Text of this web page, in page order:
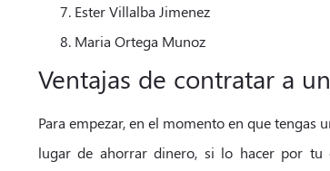
Ester Villalba Jimenez
Maria Ortega Munoz
Ventajas de contratar a
Para empezar, en el momento en que tengas
lugar de ahorrar dinero, si lo hacer por tu